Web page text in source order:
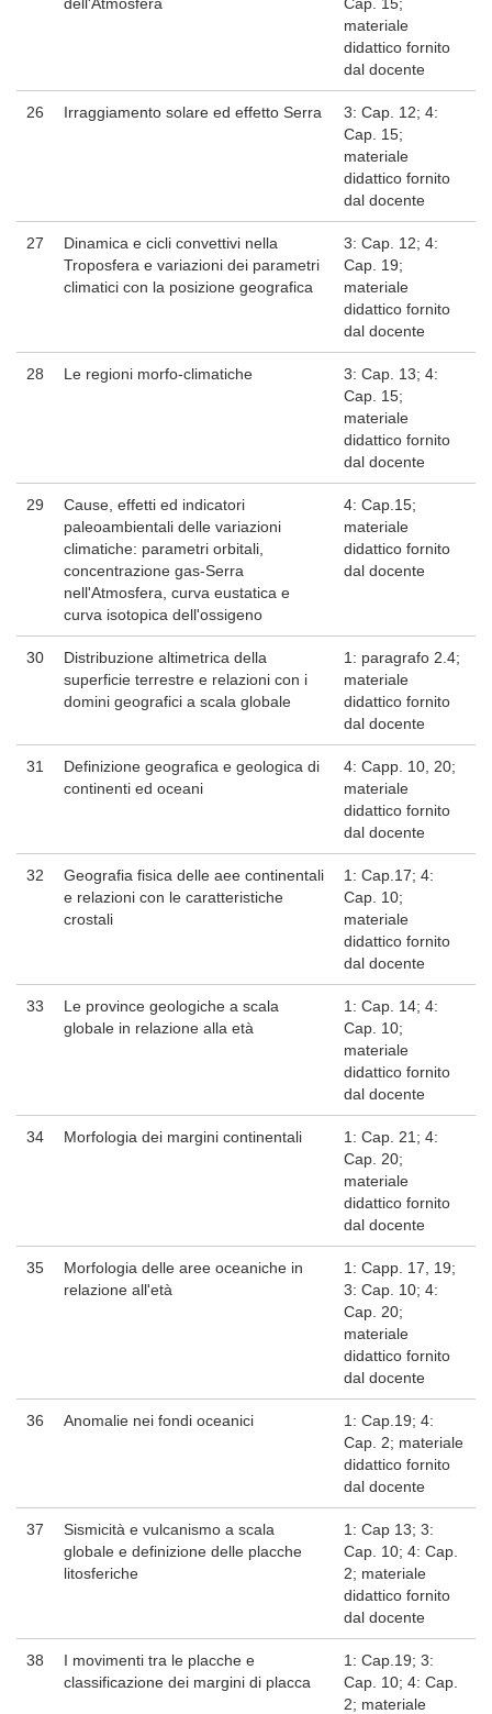
materiale
didattico fornito
dal docente
26 Irraggiamento solare ed effetto Serra
3: Cap. 12; 4:
Cap. 15;
materiale
didattico fornito
dal docente
27
Dinamica e cicli convettivi nella
Troposfera e variazioni dei parametri
climatici con la posizione geografica
3: Cap. 12; 4:
Cap. 19;
materiale
didattico fornito
dal docente
28 Le regioni morfo-climatiche
3: Cap. 13; 4:
Cap. 15;
materiale
didattico fornito
dal docente
29
Cause, effetti ed indicatori
paleoambientali delle variazioni
climatiche: parametri orbitali,
concentrazione gas-Serra
nell'Atmosfera, curva eustatica e
curva isotopica dell'ossigeno
4: Cap.15;
materiale
didattico fornito
dal docente
30
Distribuzione altimetrica della
superficie terrestre e relazioni con i
domini geografici a scala globale
1: paragrafo 2.4;
materiale
didattico fornito
dal docente
31
Definizione geografica e geologica di
continenti ed oceani
4: Capp. 10, 20;
materiale
didattico fornito
dal docente
32
Geografia fisica delle aee continentali
e relazioni con le caratteristiche
crostali
1: Cap.17; 4:
Cap. 10;
materiale
didattico fornito
dal docente
33
Le province geologiche a scala
globale in relazione alla età
1: Cap. 14; 4:
Cap. 10;
materiale
didattico fornito
dal docente
34 Morfologia dei margini continentali
1: Cap. 21; 4:
Cap. 20;
materiale
didattico fornito
dal docente
35
Morfologia delle aree oceaniche in
relazione all'età
1: Capp. 17, 19;
3: Cap. 10; 4:
Cap. 20;
materiale
didattico fornito
dal docente
36 Anomalie nei fondi oceanici
1: Cap.19; 4:
Cap. 2; materiale
didattico fornito
dal docente
37
Sismicità e vulcanismo a scala
globale e definizione delle placche
litosferiche
1: Cap 13; 3:
Cap. 10; 4: Cap.
2; materiale
didattico fornito
dal docente
38
I movimenti tra le placche e
classificazione dei margini di placca
1: Cap.19; 3:
Cap. 10; 4: Cap.
2; materiale